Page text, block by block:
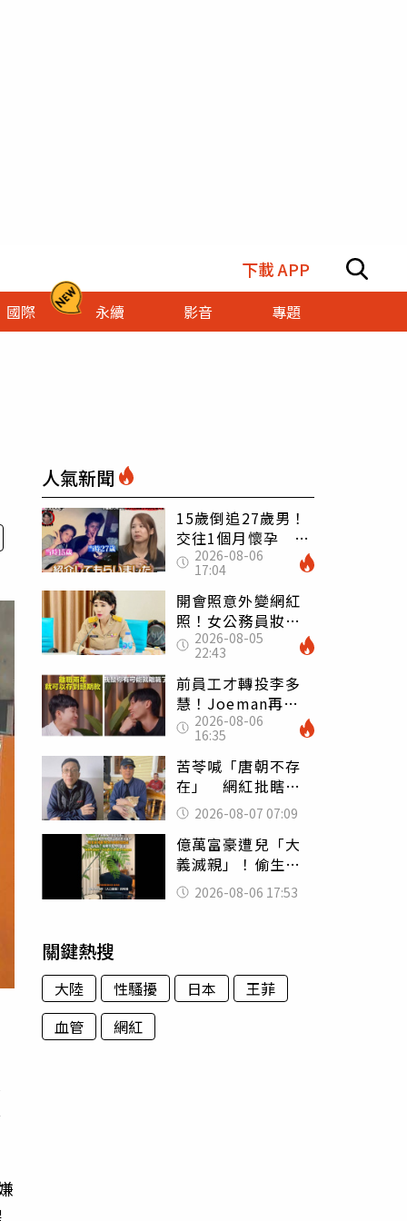
下載 APP
國際 永續 影音 專題
人氣新聞
15歲倒追27歲男！
交往1個月懷孕 36
歲當阿嬤故事曝光
2026-08-06
17:04
開會照意外變網紅
照！女公務員妝容
掀2千則留言 本人
怒嗆：化妝有錯嗎
2026-08-05
22:43
前員工才轉投李多
慧！Joeman再談
建文爆紅 認「很
清楚他的價值」
2026-08-06
16:35
苦苓喊「唐朝不存
在」 網紅批瞎編
歷史：李白、杜甫
用鮮卑文寫詩？
2026-08-07 07:09
億萬富豪遭兒「大
義滅親」！偷生子
怕曝光 竟盜鄰居
身份辦假證落戶
2026-08-06 17:53
關鍵熱搜
大陸 性騷擾 日本
王菲
血管
網紅